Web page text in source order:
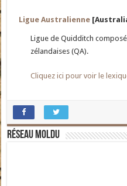
Ligue Australienne
Ligue de Quidditch
zélandaises (QA).
Cliquez ici pour voir le
Réseau moldu